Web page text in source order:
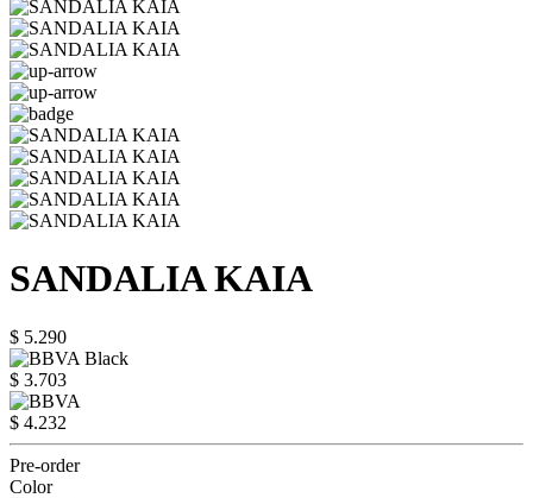
SANDALIA KAIA
$ 5.290
$ 3.703
$ 4.232
Pre-order
Color